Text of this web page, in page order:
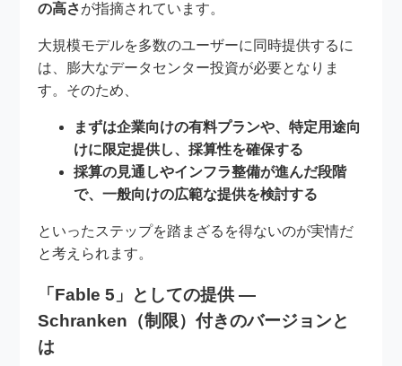
の高さが指摘されています。
大規模モデルを多数のユーザーに同時提供するに
は、膨大なデータセンター投資が必要となりま
す。そのため、
まずは企業向けの有料プランや、特定用途向
けに限定提供し、採算性を確保する
採算の見通しやインフラ整備が進んだ段階
で、一般向けの広範な提供を検討する
といったステップを踏まざるを得ないのが実情だ
と考えられます。
「Fable 5」としての提供 ―
Schranken（制限）付きのバージョンと
は